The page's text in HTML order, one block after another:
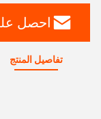
احصل
تفاصيل المنتج